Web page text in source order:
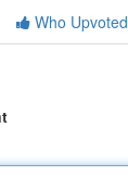
Who Upvoted